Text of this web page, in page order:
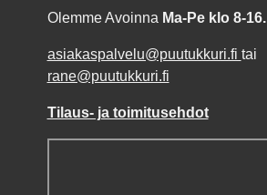
Olemme Avoinna Ma-Pe klo 8-16.
asiakaspalvelu@puutukkuri.fi tai
rane@puutukkuri.fi
Tilaus- ja toimitusehdot